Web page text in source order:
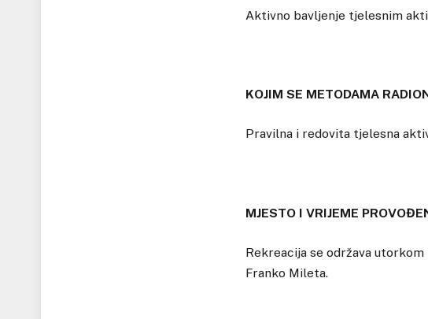
Aktivno bavljenje tjelesnim
KOJIM SE METODAMA
Pravilna i redovita tjelesna
MJESTO I VRIJEME
Rekreacija se održava
Franko Mileta.